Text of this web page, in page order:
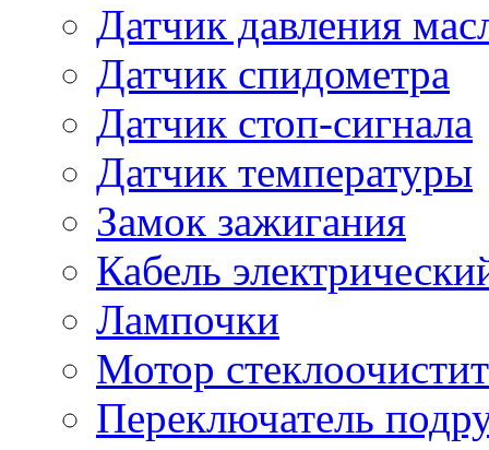
Датчик давления
Датчик спидометра
Датчик стоп-сигнала
Датчик температуры
Замок зажигания
Кабель
Лампочки
Мотор
Переключатель